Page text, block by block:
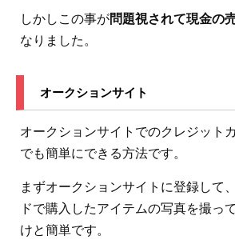
しかしこの事が問題視されて現金の
なりました。
オークションサイト
オークションサイトでのクレジット
でも簡単にできる方法です。
まずオークションサイトに登録して
ドで購入したアイテムの写真を撮っ
けと簡単です。